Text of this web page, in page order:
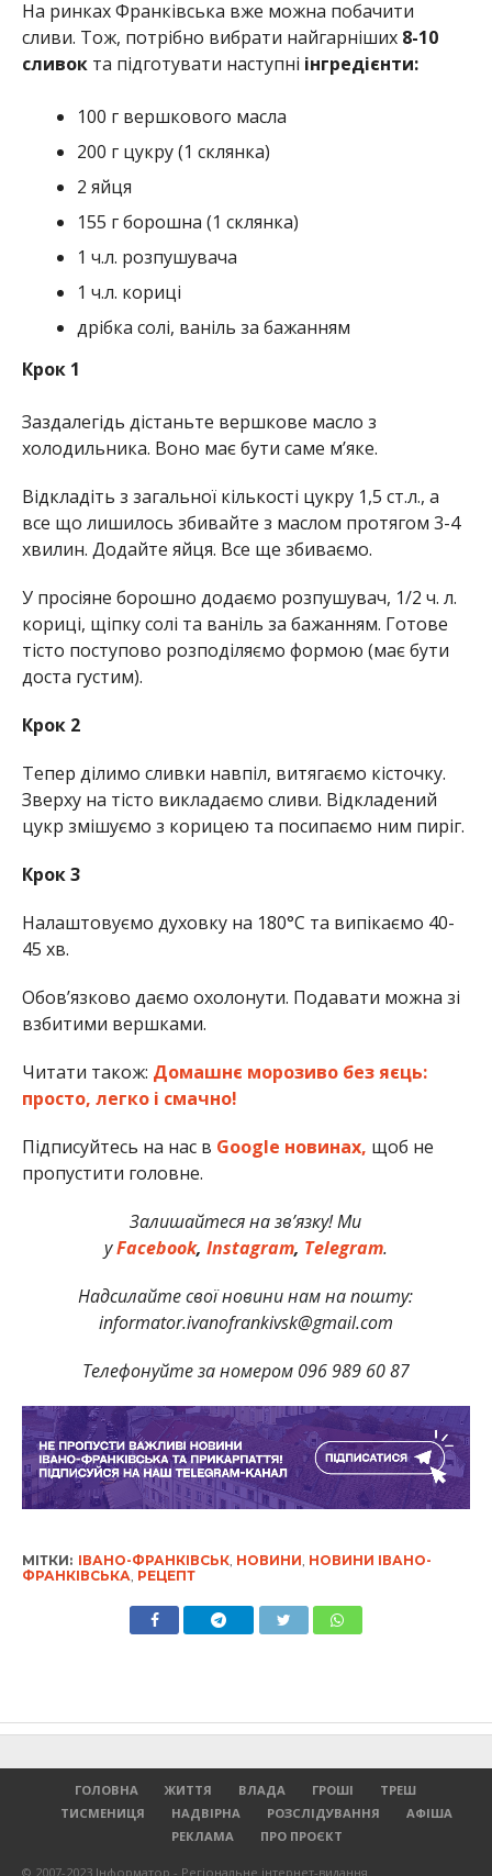
На ринках Франківська вже можна побачити
сливи. Тож, потрібно вибрати найгарніших 8-10
сливокта підготувати наступні інгредієнти:
100 г вершкового масла
200 г цукру (1 склянка)
2 яйця
155 г борошна (1 склянка)
1 ч.л. розпушувача
1 ч.л. кориці
дрібка солі, ваніль за бажанням
Крок 1
Заздалегідь дістаньте вершкове масло з
холодильника. Воно має бути саме м’яке.
Відкладіть з загальної кількості цукру 1,5 ст.л., а
все що лишилось збивайте з маслом протягом 3-4
хвилин. Додайте яйця. Все ще збиваємо.
У просіяне борошно додаємо розпушувач, 1/2 ч. л.
кориці, щіпку солі та ваніль за бажанням. Готове
тісто поступово розподіляємо формою (має бути
доста густим).
Крок 2
Тепер ділимо сливки навпіл, витягаємо кісточку.
Зверху на тісто викладаємо сливи. Відкладений
цукр змішуємо з корицею та посипаємо ним пиріг.
Крок 3
Налаштовуємо духовку на 180°C та випікаємо 40-
45 хв.
Обов’язково даємо охолонути. Подавати можна зі
взбитими вершками.
Читати також: Домашнє морозиво без яєць:
просто, легко і смачно!
Підписуйтесь на нас в Google новинах, щоб не
пропустити головне.
Залишайтеся на зв’язку! Ми
уFacebook, Instagram, Telegram.
Надсилайте свої новини нам на пошту:
informator.ivanofrankivsk@gmail.com
Телефонуйте за номером 096 989 60 87
МІТКИ: ІВАНО-ФРАНКІВСЬК, НОВИНИ НОВИНИ ІВАНО-
ФРАНКІВСЬКА РЕЦЕПТ
ГОЛОВНА ЖИТТЯ ВЛАДА ГРОШІ
ТРЕШ
ТИСМЕНИЦЯ
НАДВІРНА РОЗСЛІДУВАННЯ
АФІША
РЕКЛАМА
ПРО ПРОЄКТ
© 2007-2023 Інформатор - Регіональне інтернет-видання.